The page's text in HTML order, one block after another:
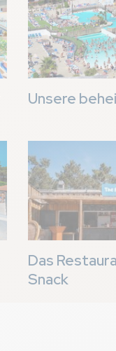
Unsere
Das
Snack